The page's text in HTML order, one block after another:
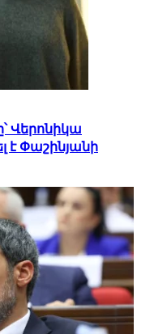
Վերոնիկա
է Փաշինյանի